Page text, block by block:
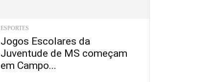
ESPORTES
Jogos Escolares da
Juventude de MS começam
em Campo...